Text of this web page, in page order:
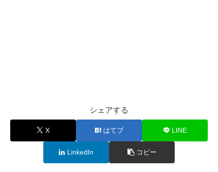
シェアする
X はてブ LINE
LinkedIn コピー